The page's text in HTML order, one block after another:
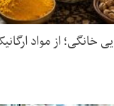
خانگی؛ از مواد